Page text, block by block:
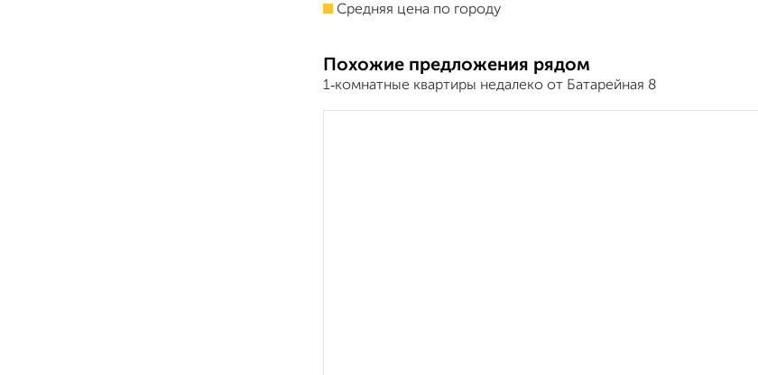
Средняя цена по городу
Похожие предложения рядом
1‑комнатные квартиры недалеко от Батарейная 8